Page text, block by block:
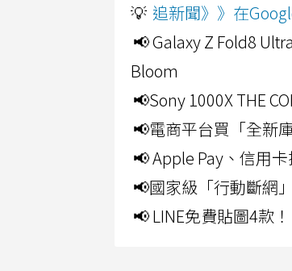
💡 追新聞》》在
📢 Galaxy Z Fold8
Bloom
📢Sony 1000X THE
📢電商平台買「全新
📢 Apple Pay、信用
📢國家級「行動斷網
📢 LINE免費貼圖4款